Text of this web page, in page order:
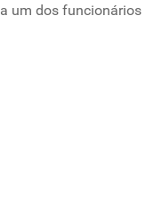
um dos funcionários